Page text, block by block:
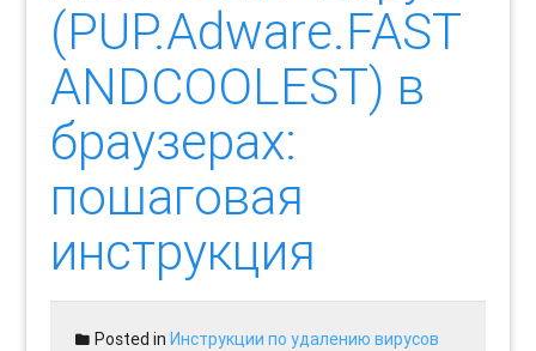
(PUP.Adware.FAST
ANDCOOLEST) в
браузерах:
пошаговая
инструкция
Posted inИнструкции по удалению вирусов